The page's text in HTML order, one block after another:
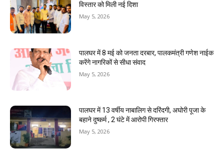
विस्तार को मिली नई दिशा
May 5, 2026
पालघर में 8 मई को जनता दरबार, पालकमंत्री गणेश नाईक
करेंगे नागरिकों से सीधा संवाद
May 5, 2026
पालघर में 13 वर्षीय नाबालिग से दरिंदगी, अघोरी पूजा के
बहाने दुष्कर्म , 2 घंटे में आरोपी गिरफ्तार
May 5, 2026